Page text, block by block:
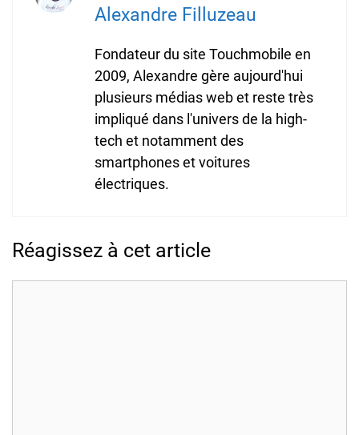
Alexandre Filluzeau
Fondateur du site Touchmobile en
2009, Alexandre gère aujourd'hui
plusieurs médias web et reste très
impliqué dans l'univers de la high-
tech et notamment des
smartphones et voitures
électriques.
Réagissez à cet article